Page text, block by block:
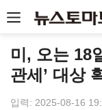
미, 오는 18
관세’ 대상
입력: 2025-08-16